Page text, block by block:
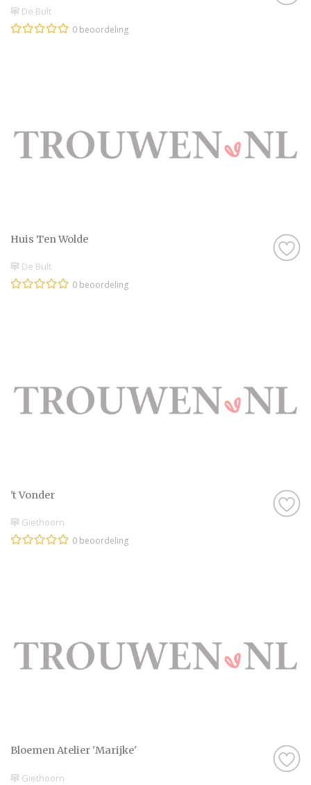
De Bult
0 beoordeling
Huis Ten Wolde
De Bult
0 beoordeling
't Vonder
Giethoorn
0 beoordeling
Bloemen Atelier 'Marijke'
Giethoorn